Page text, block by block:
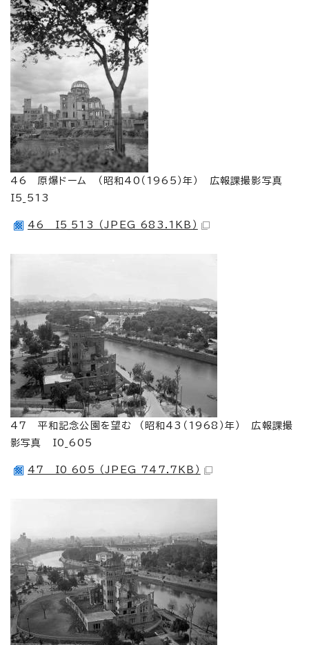
46 原爆ドーム （昭和40（1965）年） 広報課撮影写真
I5_513
46 I5_513 （JPEG 683.1KB）
47 平和記念公園を望む （昭和43（1968）年） 広報課撮
影写真 I0_605
47 I0_605 （JPEG 747.7KB）